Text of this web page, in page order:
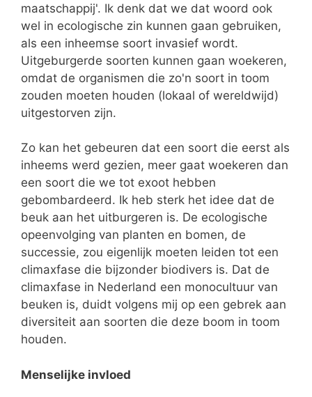
maatschappij'. Ik denk dat we dat woord ook
wel in ecologische zin kunnen gaan gebruiken,
als een inheemse soort invasief wordt.
Uitgeburgerde soorten kunnen gaan woekeren,
omdat de organismen die zo'n soort in toom
zouden moeten houden (lokaal of wereldwijd)
uitgestorven zijn.
Zo kan het gebeuren dat een soort die eerst als
inheems werd gezien, meer gaat woekeren dan
een soort die we tot exoot hebben
gebombardeerd. Ik heb sterk het idee dat de
beuk aan het uitburgeren is. De ecologische
opeenvolging van planten en bomen, de
successie, zou eigenlijk moeten leiden tot een
climaxfase die bijzonder biodivers is. Dat de
climaxfase in Nederland een monocultuur van
beuken is, duidt volgens mij op een gebrek aan
diversiteit aan soorten die deze boom in toom
houden.
Menselijke invloed